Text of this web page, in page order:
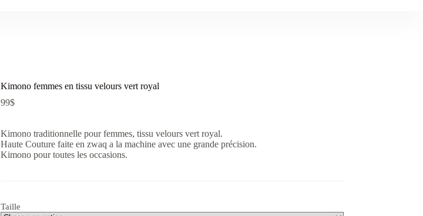
Kimono femmes en tissu velours vert royal
99$
Kimono traditionnelle pour femmes, tissu velours vert royal.
Haute Couture faite en zwaq a la machine avec une grande précision.
Kimono pour toutes les occasions.
Taille